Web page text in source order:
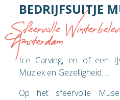
BEDRIJFSUITJE
Sfeervolle
Amsterdam
Ice Carving, en of een
Muziek en Gezelligheid.....
Op het sfeervolle